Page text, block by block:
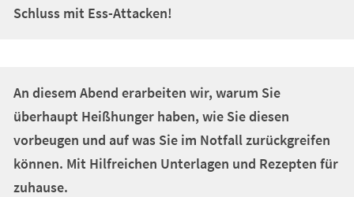
Schluss mit Ess-Attacken!
An diesem Abend erarbeiten wir, warum Sie
überhaupt Heißhunger haben, wie Sie diesen
vorbeugen und auf was Sie im Notfall zurückgreifen
können. Mit Hilfreichen Unterlagen und Rezepten für
zuhause.